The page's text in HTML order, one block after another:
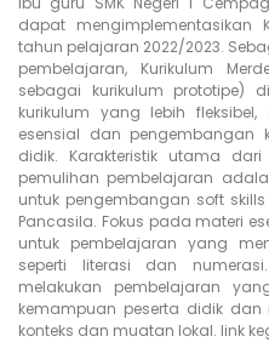
dapat mengimplementasikan
tahun pelajaran 2022/2023.
pembelajaran, Kurikulum
sebagai kurikulum prototipe)
kurikulum yang lebih
esensial dan pengembangan
didik. Karakteristik utama
pemulihan pembelajaran
untuk pengembangan soft
Pancasila. Fokus pada materi
untuk pembelajaran yang
seperti literasi dan
melakukan pembelajaran
kemampuan peserta didik dan
konteks dan muatan lokal. link